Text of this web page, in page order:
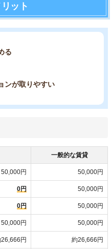
ット
る
ンが取りやすい
一般的な賃貸
50,000円 50,000円
0円 50,000円
0円 50,000円
50,000円 50,000円
円 約26,666円